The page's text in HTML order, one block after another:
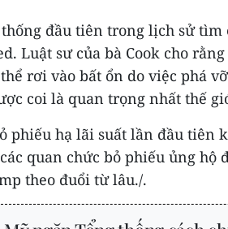
đầu tiên trong lịch sử tìm
Luật sư của bà Cook cho
rơi vào bất ổn do việc phá
coi là quan trọng nhất thế
phiếu hạ lãi suất lần đầu tiên
quan chức bỏ phiếu ủng hộ
theo đuổi từ lâu./.